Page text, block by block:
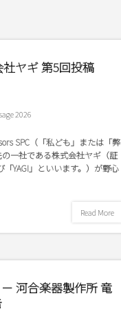
社ヤギ 第5回投稿
2026
SPC（「私ども」または「弊
一社である株式会社ヤギ（証
YAGI」といいます。）が野心
Read More
河合楽器製作所 竜